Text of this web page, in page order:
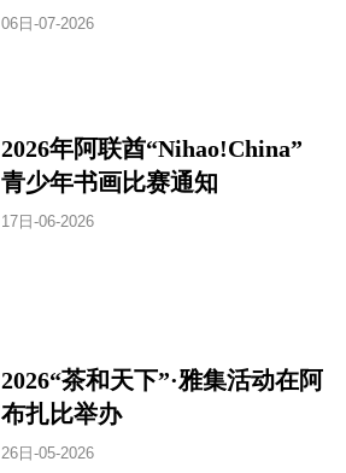
06日-07-2026
2026年阿联酋“Nihao!China”
青少年书画比赛通知
17日-06-2026
2026“茶和天下”·雅集活动在阿
布扎比举办
26日-05-2026